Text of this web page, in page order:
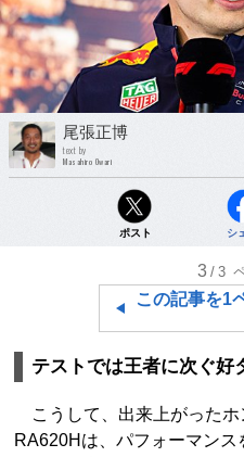
尾張正博
text by
Masahiro Owari
ポスト シ
3 /3
この記事を1
テストでは王者に次ぐ好
こうして、出来上がったホ
RA620Hは、パフォーマン